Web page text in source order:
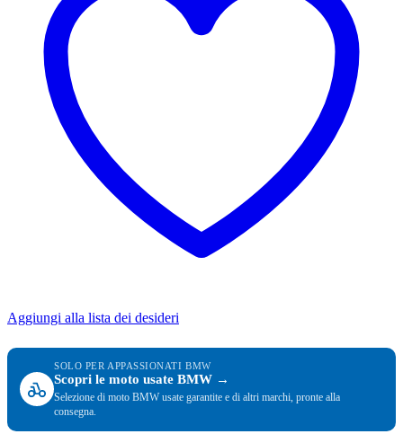
Aggiungi alla lista dei desideri
SOLO PER APPASSIONATI BMW
Scopri le moto usate BMW →
Selezione di moto BMW usate garantite e di altri marchi, pronte alla
consegna.